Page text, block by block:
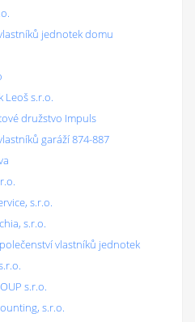
jednotek domu
Leoš s.r.o.
družstvo Impuls
garáží 874-887
s.r.o.
s.r.o.
vlastníků jednotek
s.r.o.
s.r.o.